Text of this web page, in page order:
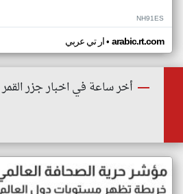
NH91ES
ار تي عربي• arabic.rt.com
أخر ساعة في اخبار جزر القمر